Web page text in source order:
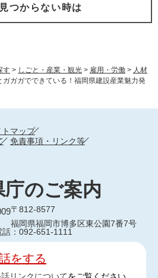
す > しごと・産業・観光 > 雇用・労働 > 人材
ガガガでできている！福岡県建設産業魅力発
つからない時は
トマップ
免責事項・リンク等
庁のご案内
〒812-8577
福岡県福岡市博多区東公園7番7号
話：092-651-1111
をする